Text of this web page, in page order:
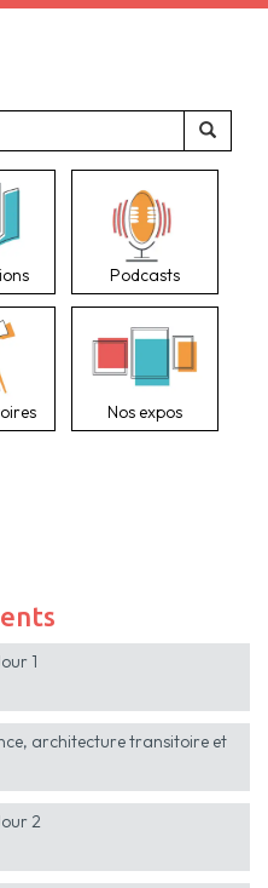
Podcasts
Nos expos
1
architecture transitoire et
2